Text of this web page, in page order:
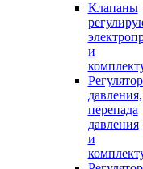
Клапаны
и
давления,
перепада
давления
и